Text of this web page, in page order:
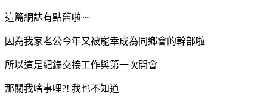
這篇網誌有點舊啦~~
因為我家老公今年又被寵幸成為同鄉會的幹部啦
所以這是紀錄交接工作與第一次開會
那關我啥事哩?! 我也不知道